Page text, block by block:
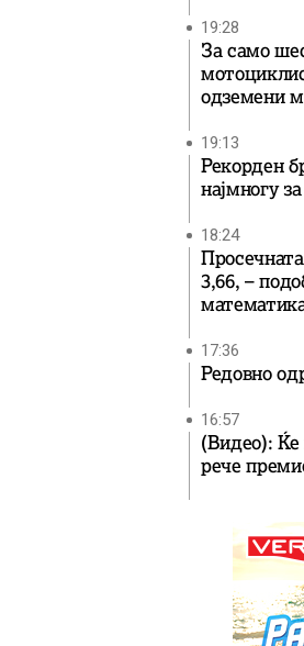
19:28
За само
одземени
19:13
Рекорден
најмногу
18:24
3,66, –
17:36
Редовно
16:57
(Видео): Ќе
рече